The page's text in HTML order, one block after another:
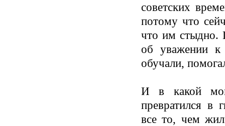
советских
потому что
что им стыдно.
об уважении
обучали,
И в какой
превратился в
все то, чем